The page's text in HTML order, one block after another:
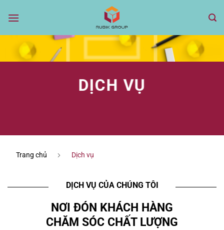
qua
DỊCH VỤ
Trang chủ Dịch vụ
DỊCH VỤ CỦA CHÚNG TÔI
NƠI ĐÓN KHÁCH HÀNG
CHĂM SÓC CHẤT LƯỢNG